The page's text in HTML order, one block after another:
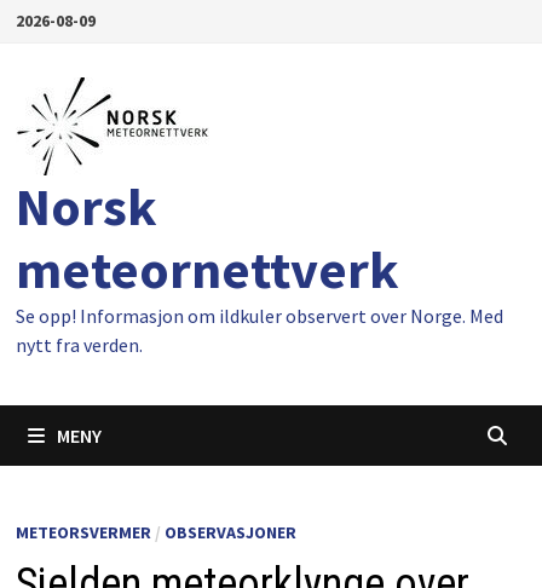
Gå2026-08-09
Norsk
meteornettverk
Se opp! Informasjon om ildkuler observert over Norge. Med
nytt fra verden.
MENY
METEORSVERMER/ OBSERVASJONER